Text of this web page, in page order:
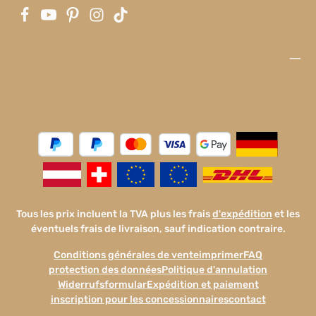
Trebur Allemagne info@leliba.babyhttps://www.leliba.ba
by
Tous les prix incluent la TVA plus les fraisd'expédition et les
éventuels frais de livraison, sauf indication contraire.
Conditions générales de venteimprimerFAQ
protection des donnéesPolitique d'annulation
WiderrufsformularExpédition et paiement
inscription pour les concessionnairescontact